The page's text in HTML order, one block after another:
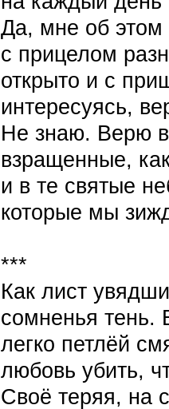
Да, мне об этом
с прицелом
открыто и с
интересуясь,
Не знаю. Верю
взращенные,
и в те святые
которые мы
***
Как лист
сомненья тень.
легко петлёй
любовь убить,
Своё теряя, на